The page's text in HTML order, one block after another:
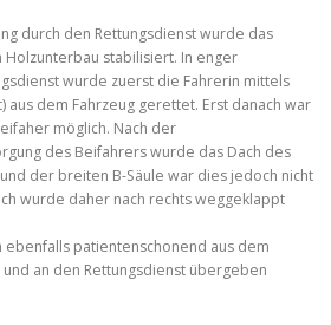
durch den Rettungsdienst wurde das
stabilisiert. In enger
wurde zuerst die Fahrerin mittels
aus dem Fahrzeug gerettet. Erst danach war
möglich. Nach der
des Beifahrers wurde das Dach des
der breiten B-Säule war dies jedoch nicht
wurde daher nach rechts weggeklappt
patientenschonend aus dem
an den Rettungsdienst übergeben